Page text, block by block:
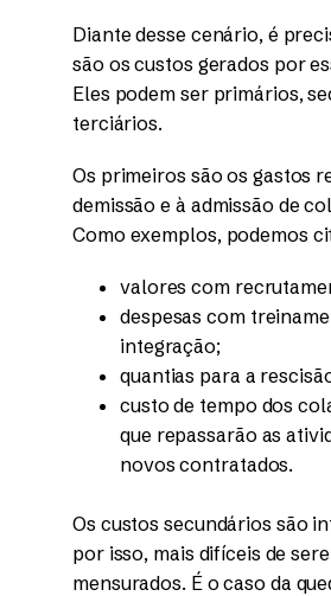
Diante desse cenário, é
são os custos gerados por
Eles podem ser primários,
terciários.
Os primeiros são os gastos
demissão e à admissão de
Como exemplos, podemos
valores com
despesas com
integração;
quantias para a
custo de tempo dos
que repassarão as
novos contratados.
Os custos secundários são
por isso, mais difíceis de
mensurados. É o caso da